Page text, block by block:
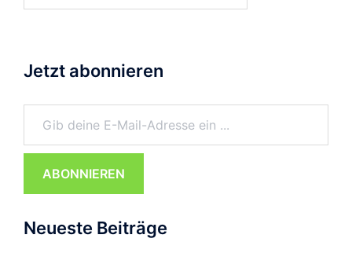
Jetzt abonnieren
Gib deine E-Mail-Adresse ein ...
ABONNIEREN
Neueste Beiträge